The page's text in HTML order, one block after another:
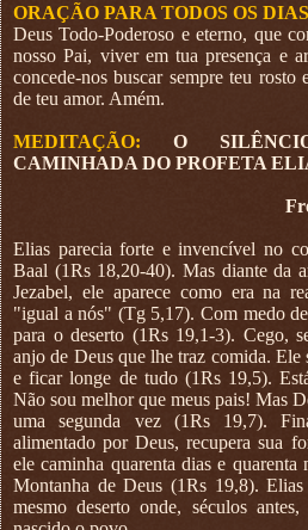
ORAÇÃO PARA TODOS OS DIAS
Deus Todo-Poderoso e eterno, que
nosso Pai, viver em tua presença e
concede-nos buscar sempre teu rosto
de teu amor. Amém.
MEDITAÇÃO: O
CAMINHADA DO PROFETA
Elias parecia forte e invencível no
Baal (1Rs 18,20-40). Mas diante da
Jezabel, ele aparece como era na
"igual a nós" (Tg 5,17). Com medo
para o deserto (1Rs 19,1-3). Cego,
anjo de Deus que lhe traz comida. Ele
e ficar longe de tudo (1Rs 19,5).
Não sou melhor que meus pais! Mas
uma segunda vez (1Rs 19,7).
alimentado por Deus, recupera sua
ele caminha quarenta dias e
Montanha de Deus (1Rs 19,8).
mesmo deserto onde, séculos